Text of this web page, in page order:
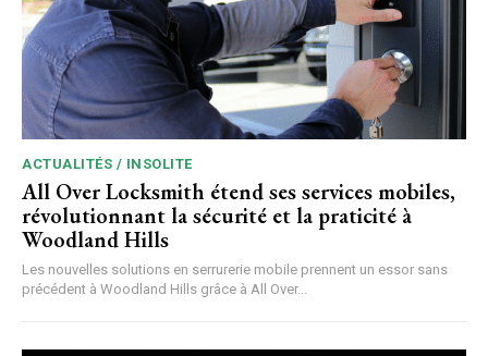
ACTUALITÉS / INSOLITE
All Over Locksmith étend ses services mobiles,
révolutionnant la sécurité et la praticité à
Woodland Hills
Les nouvelles solutions en serrurerie mobile prennent un essor sans
précédent à Woodland Hills grâce à All Over...